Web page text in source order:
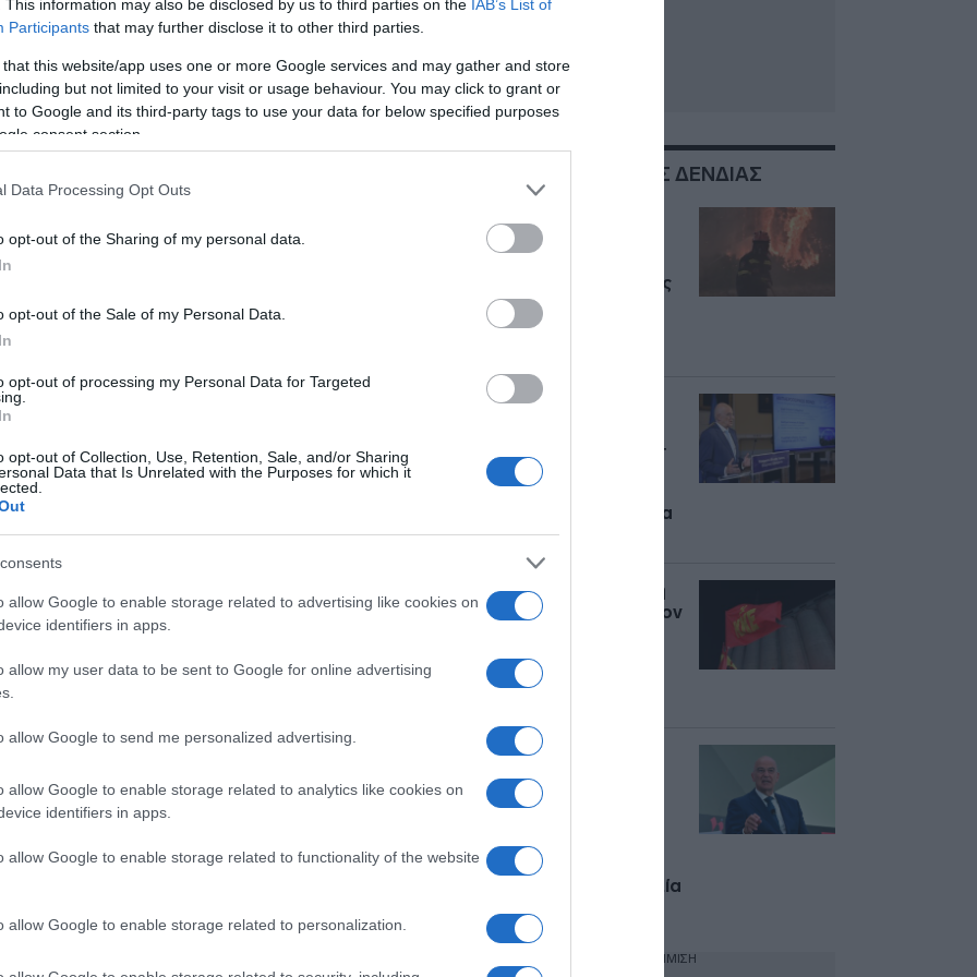
This information may also be disclosed by us to third parties on the IAB’s List of
Participants that may further disclose it to other third parties.
that this website/app uses one or more Google services and may gather and store
but not limited to your visit or usage behaviour. You may click to grant or
to Google and its third-party tags to use your data for below specified purposes
consent section.
Data Processing Opt Outs
opt-out of the Sharing of my personal data.
opt-out of the Sale of my Personal Data.
opt-out of processing my Personal Data for Targeted
opt-out of Collection, Use, Retention, Sale, and/or Sharing
Data that Is Unrelated with the Purposes for which it
allow Google to enable storage related to advertising like cookies on
identifiers in apps.
allow my user data to be sent to Google for online advertising
allow Google to send me personalized advertising.
allow Google to enable storage related to analytics like cookies on
identifiers in apps.
allow Google to enable storage related to functionality of the website
allow Google to enable storage related to personalization.
του Economist, με τίτλο “30th
in an age of upheaval |
είναι η προάσπιση των
την κατεύθυνση προχωρά – εδώ και
των Ενόπλων Δυνάμεων με την
οολικός εκσυγχρονισμός
όπως συνέβαινε κατά το
λύσεις με διττούς σκοπούς” είπε
των επενδύσεων στην άμυνα να
να δημιουργήσουμε ένα
ανέφερε.
ΣΧΕΤΙΚΑ ΜΕ:ΝΙΚΟΣ ΔΕΝΔΙΑΣ
Συλλυπητήρια από
πολιτικούς αρχηγούς
και φορείς για τους
τρεις νεκρούς
Τα 10 προγράμματα
ενέκρινε το ΚΥΣΕΑ –
Δένδιας: “Ολιστικό
σύστημα διοίκησης
και ελέγχου η Ασπίδα
του Αχιλλέα”
ΚΚΕ: Να ανακληθεί η
ποινή φυλάκισης στον
Λυκούδη για κατοχή
και μελέτη του
Δένδιας από το
Σίδνεϊ: Η Ευρώπη
καλείται να
αξίες της, να
εξοπλιστεί και να
αλλάξει τη νοοτροπία
ΔΙΑΦΗΜΙΣΗ